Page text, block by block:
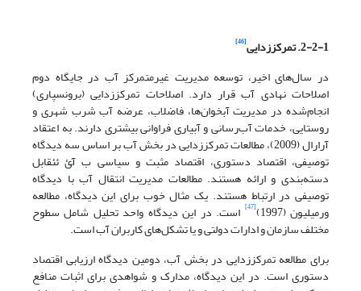
2-2-1. تمرکززدایی [46]
در سال‌های اخیر، توسعه مدیریت غیرمتمرکز آب در جایگاه دوم
اصلاحات نهادی آب قرار دارد. اصلاحات تمرکززدایی (برون‏سپاری)
انجام‌شده در مدیریت آبخوان‌ها، فاضلاب، عرضه آب شرب شهری و
روستایی، خدمات آب‌رسانی و آبیاری فراوانی بیش‏تری دارند. به اعتقاد
آرارال (2009)، مطالعات تمرکززدایی در بخش آب بر اساس سه دیدگاه
توصیفی، اقتصاد دستوری، اقتصاد مثبت و سیاسی ب آّئ ئئقابل
دسته‌بندی و ارائه هستند. مطالعات مدیریت انتقال آب با دیدگاه
توصیفی در ارتباط هستند. یک مثال خوب برای این دیدگاه، مطالعه
ورمیلیون (1997) [47] است. در این دیدگاه واحد تحلیل شامل سطوح
مختلف سازمان و ادارات دولتی و یا تشکل‌های کاربران آب است.
برای مطالعه تمرکززدایی در بخش آب، دومین دیدگاه ارزیابی اقتصاد
دستوری است. در این دیدگاه، مدارک و شواهدی برای اثبات منافع